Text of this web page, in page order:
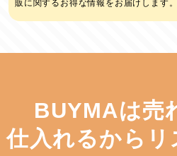
販に関するお得な情報をお届けします
BUYMAは売
仕入れるから